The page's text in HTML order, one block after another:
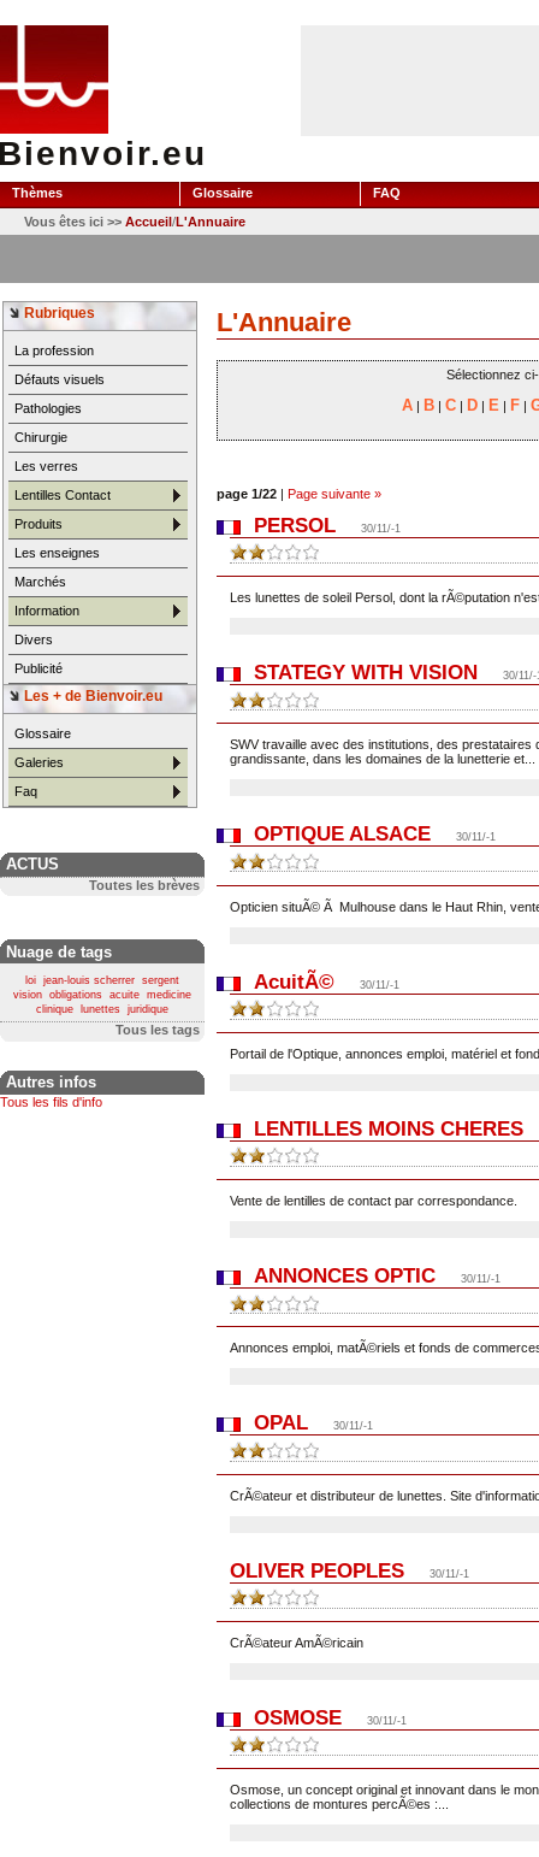
Thèmes Glossaire
FAQ
Vous êtes ici >> Accueil/L'Annuaire
Rubriques
La profession
Défauts visuels
Pathologies
Chirurgie
Les verres
Lentilles Contact
Produits
Les enseignes
Marchés
Information
Divers
Publicité
Les + de Bienvoir.eu
Glossaire
Galeries
Faq
ACTUS
Toutes les brèves
Nuage de tags
loi jean-louis scherrer
sergent
vision
obligations acuite
medicine
clinique
lunettes juridique
Tous les tags
Autres infos
Tous les fils d'info
L'Annuaire
Sélectionnez
A| B| C| D| E | F|
page 1/22 | Page suivante »
PERSOL 30/11/-1
Les lunettes de soleil Persol, dont la rÃ©putation
STATEGY WITH VISION 30/11/-
SWV travaille avec des institutions, des
grandissante, dans les domaines de la lunetterie et...
OPTIQUE ALSACE 30/11/-1
Opticien situÃ© Ã Mulhouse dans le Haut Rhin,
AcuitÃ© 30/11/-1
Portail de l'Optique, annonces emploi, matériel et
LENTILLES MOINS CHERES
Vente de lentilles de contact par correspondance.
ANNONCES OPTIC 30/11/-1
Annonces emploi, matÃ©riels et fonds de
OPAL 30/11/-1
CrÃ©ateur et distributeur de lunettes. Site
OLIVER PEOPLES 30/11/-1
CrÃ©ateur AmÃ©ricain
OSMOSE 30/11/-1
Osmose, un concept original et innovant dans le
collections de montures percÃ©es :...